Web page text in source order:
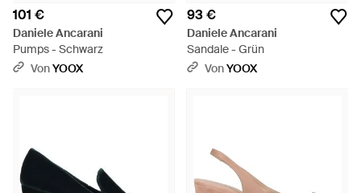
101 €
Daniele Ancarani
Pumps - Schwarz
VonYOOX
93 €
Daniele Ancarani
Sandale - Grün
VonYOOX